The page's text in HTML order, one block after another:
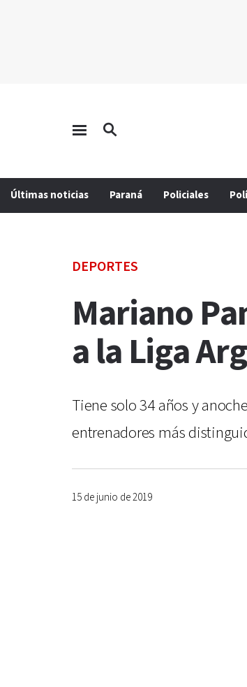
Últimas noticias Paraná Policiales
DEPORTES
Mariano
a la Liga
Tiene solo 34 años y
entrenadores más
15 de junio de 2019